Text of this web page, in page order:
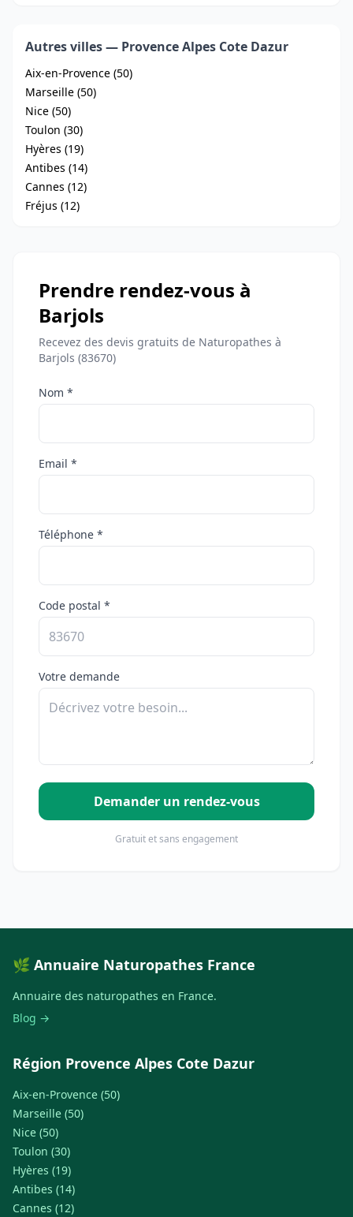
Autres villes — Provence Alpes Cote Dazur
Aix-en-Provence (50)
Marseille (50)
Nice (50)
Toulon (30)
Hyères (19)
Antibes (14)
Cannes (12)
Fréjus (12)
Prendre rendez-vous à
Barjols
Recevez des devis gratuits de Naturopathes à
Barjols (83670)
Nom *
Email *
Téléphone *
Code postal *
Votre demande
Demander un rendez-vous
Gratuit et sans engagement
🌿 Annuaire Naturopathes France
Annuaire des naturopathes en France.
Blog →
Région Provence Alpes Cote Dazur
Aix-en-Provence (50)
Marseille (50)
Nice (50)
Toulon (30)
Hyères (19)
Antibes (14)
Cannes (12)